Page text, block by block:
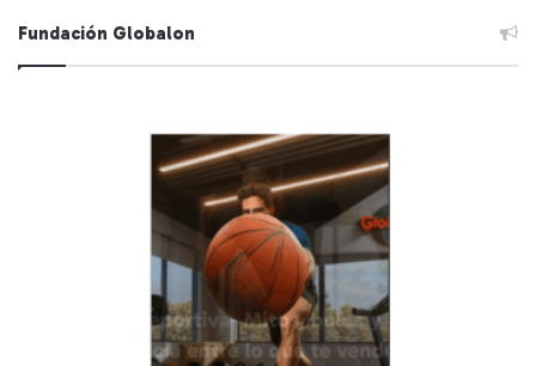
Fundación Globalon